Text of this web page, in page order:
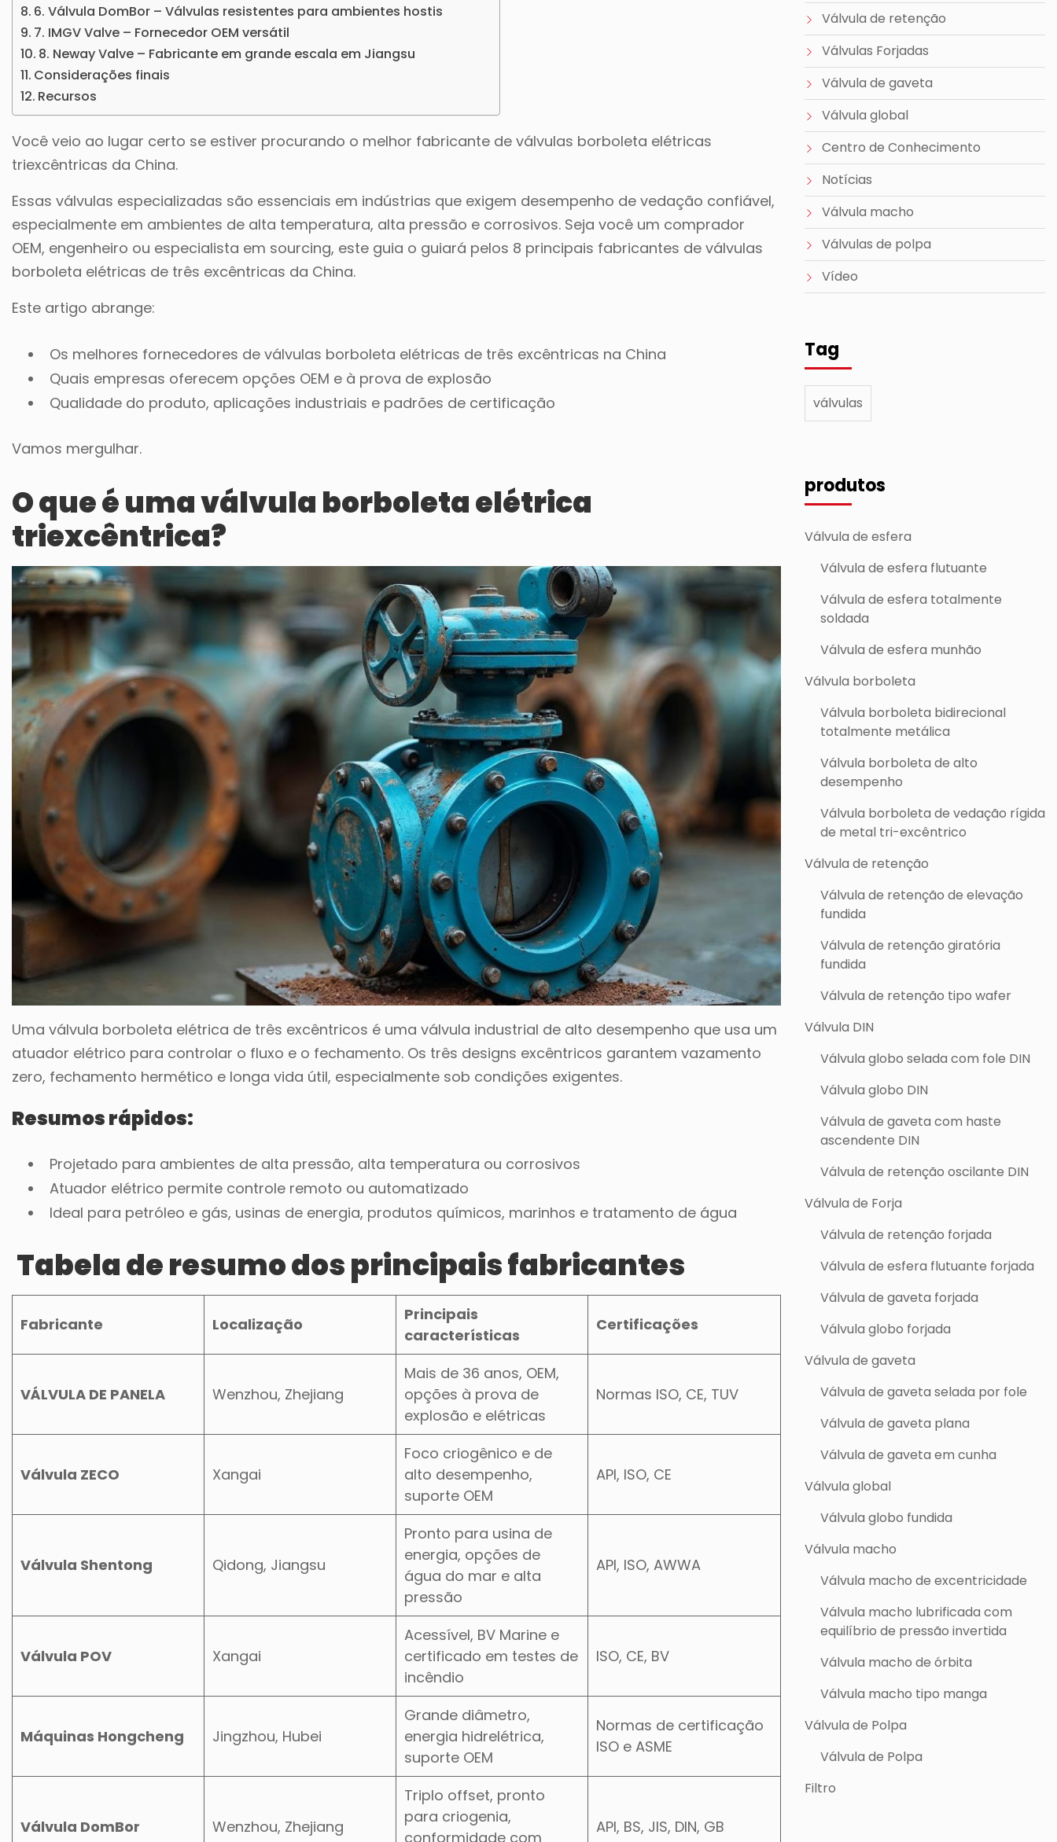
6. Válvula DomBor – Válvulas resistentes para ambientes hostis
7. IMGV Valve – Fornecedor OEM versátil
8. Neway Valve – Fabricante em grande escala em Jiangsu
Considerações finais
Recursos
Você veio ao lugar certo se estiver procurando o melhor fabricante de válvulas borboleta elétricas
triexcêntricas da China.
Essas válvulas especializadas são essenciais em indústrias que exigem desempenho de vedação confiável,
especialmente em ambientes de alta temperatura, alta pressão e corrosivos. Seja você um comprador
OEM, engenheiro ou especialista em sourcing, este guia o guiará pelos 8 principais fabricantes de válvulas
borboleta elétricas de três excêntricas da China.
Este artigo abrange:
Os melhores fornecedores de válvulas borboleta elétricas de três excêntricas na China
Quais empresas oferecem opções OEM e à prova de explosão
Qualidade do produto, aplicações industriais e padrões de certificação
Vamos mergulhar.
O que é uma válvula borboleta elétrica
triexcêntrica?
Uma válvula borboleta elétrica de três excêntricos é uma válvula industrial de alto desempenho que usa um
atuador elétrico para controlar o fluxo e o fechamento. Os três designs excêntricos garantem vazamento
zero, fechamento hermético e longa vida útil, especialmente sob condições exigentes.
Resumos rápidos:
Projetado para ambientes de alta pressão, alta temperatura ou corrosivos
Atuador elétrico permite controle remoto ou automatizado
Ideal para petróleo e gás, usinas de energia, produtos químicos, marinhos e tratamento de água
Tabela de resumo dos principais fabricantes
Fabricante Localização
Principais
características
Certificações
VÁLVULA DE PANELA Wenzhou, Zhejiang
Mais de 36 anos, OEM,
opções à prova de
explosão e elétricas
Normas ISO, CE, TUV
Válvula ZECO Xangai
Foco criogênico e de
alto desempenho,
suporte OEM
API, ISO, CE
Válvula Shentong Qidong, Jiangsu
Pronto para usina de
energia, opções de
água do mar e alta
pressão
API, ISO, AWWA
Válvula POV Xangai
Acessível, BV Marine e
certificado em testes de
incêndio
ISO, CE, BV
Máquinas Hongcheng Jingzhou, Hubei
Grande diâmetro,
energia hidrelétrica,
suporte OEM
Normas de certificação
ISO e ASME
Válvula DomBor Wenzhou, Zhejiang
Triplo offset, pronto
para criogenia,
conformidade com
API, BS, JIS, DIN, GB
Válvula de retenção
Válvulas Forjadas
Válvula de gaveta
Válvula global
Centro de Conhecimento
Notícias
Válvula macho
Válvulas de polpa
Vídeo
Tag
válvulas
produtos
Válvula de esfera
Válvula de esfera flutuante
Válvula de esfera totalmente
soldada
Válvula de esfera munhão
Válvula borboleta
Válvula borboleta bidirecional
totalmente metálica
Válvula borboleta de alto
desempenho
Válvula borboleta de vedação rígida
de metal tri-excêntrico
Válvula de retenção
Válvula de retenção de elevação
fundida
Válvula de retenção giratória
fundida
Válvula de retenção tipo wafer
Válvula DIN
Válvula globo selada com fole DIN
Válvula globo DIN
Válvula de gaveta com haste
ascendente DIN
Válvula de retenção oscilante DIN
Válvula de Forja
Válvula de retenção forjada
Válvula de esfera flutuante forjada
Válvula de gaveta forjada
Válvula globo forjada
Válvula de gaveta
Válvula de gaveta selada por fole
Válvula de gaveta plana
Válvula de gaveta em cunha
Válvula global
Válvula globo fundida
Válvula macho
Válvula macho de excentricidade
Válvula macho lubrificada com
equilíbrio de pressão invertida
Válvula macho de órbita
Válvula macho tipo manga
Válvula de Polpa
Válvula de Polpa
Filtro